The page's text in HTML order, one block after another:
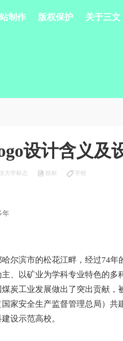
制作 版权保护 关于三文
设计含义及
大学标志 校标 学校
年
尔滨市的松花江畔，经过74年
、以矿业为学科专业特色的多
炭工业发展做出了突出贡献，
家安全生产监督管理总局）共
设示范高校。